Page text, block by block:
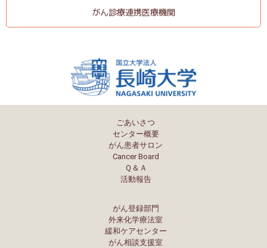
がん診療連携医療機関
ごあいさつ
センター概要
がん患者サロン
Cancer Board
Ｑ＆Ａ
活動報告
がん登録部門
外来化学療法室
緩和ケアセンター
がん相談支援室